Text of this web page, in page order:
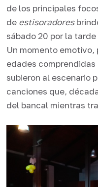
de los principales
de estisoradores
sábado 20 por la
Un momento emotivo,
edades comprendidas
subieron al escenario
canciones que,
del bancal mientras